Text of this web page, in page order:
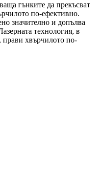
гънките да прекъсват
по-ефективно.
значително и допълва
технология, в
хвърчилото по-